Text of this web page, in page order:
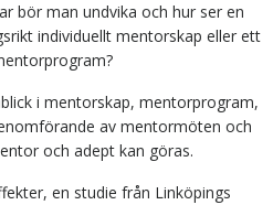
bör man undvika och hur ser en
individuellt mentorskap eller ett
i mentorskap, mentorprogram,
av mentormöten och
och adept kan göras.
en studie från Linköpings